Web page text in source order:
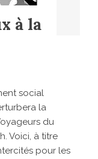
à la
social
la
du
Voici, à titre
pour les